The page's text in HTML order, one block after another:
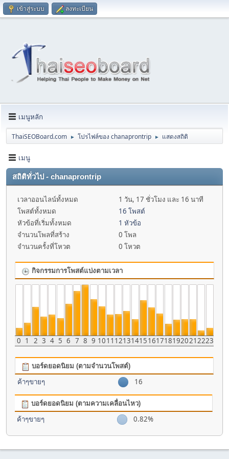
เข้าสู่ระบบ ลงทะเบียน
เมนูหลัก
ThaiSEOBoard.com ► โปรไฟล์ของ chanaprontrip ► แสดงสถิติ
เมนู
สถิติทั่วไป - chanaprontrip
เวลาออนไลน์ทั้งหมด
1 วัน, 17 ชั่วโมง และ 16 นาที
โพสต์ทั้งหมด
16 โพสต์
หัวข้อที่เริ่มทั้งหมด
1 หัวข้อ
จำนวนโพลที่สร้าง
0 โพล
จำนวนครั้งที่โหวต
0 โหวต
กิจกรรมการโพสต์แบ่งตามเวลา
0 1 2 3 4 5 6 7 8 9 1011 121314151617181920212223
บอร์ดยอดนิยม (ตามจำนวนโพสต์)
ค้าๆขายๆ 16
บอร์ดยอดนิยม (ตามความเคลื่อนไหว)
ค้าๆขายๆ 0.82%